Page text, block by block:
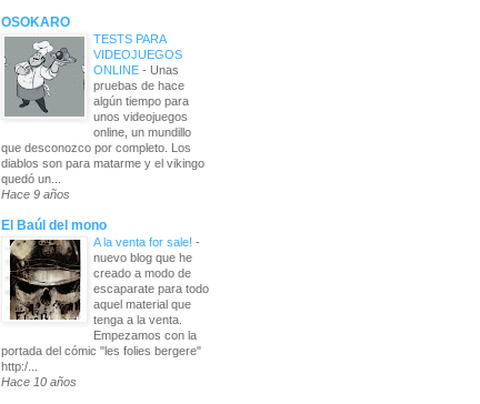
OSOKARO
TESTS PARA
VIDEOJUEGOS
ONLINE - Unas
pruebas de hace
algún tiempo para
unos videojuegos
online, un mundillo
que desconozco por completo. Los
diablos son para matarme y el vikingo
quedó un...
Hace 9 años
El Baúl del mono
A la venta for sale! -
nuevo blog que he
creado a modo de
escaparate para todo
aquel material que
tenga a la venta.
Empezamos con la
portada del cómic "les folies bergere"
http:/...
Hace 10 años